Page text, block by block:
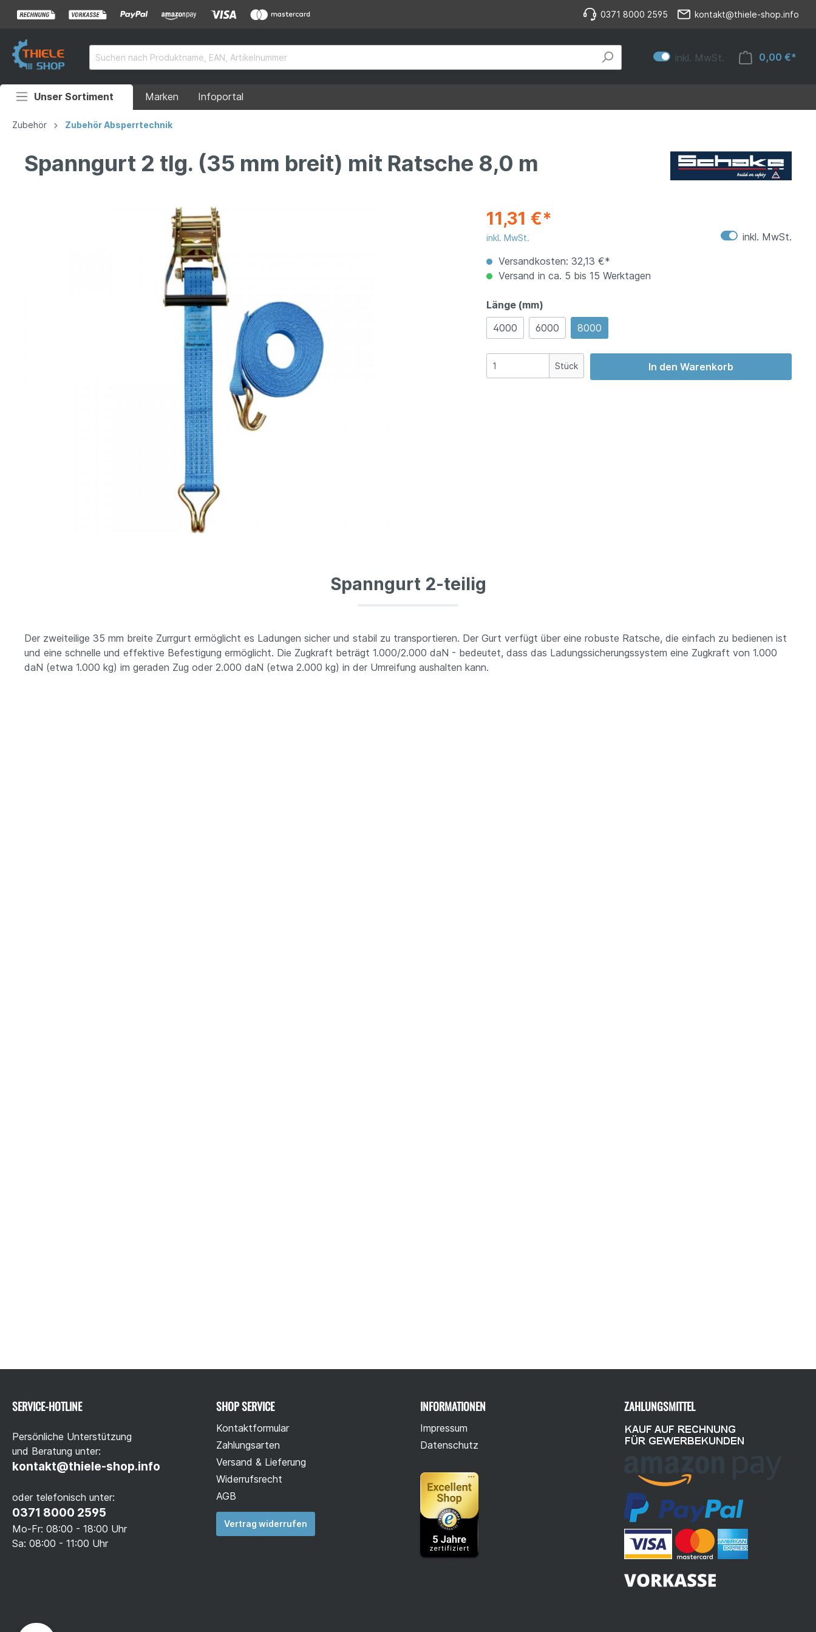
0371 8000 2595 kontakt@thiele-shop.info
inkl. MwSt. 0,00 €*
Unser Sortiment Marken Infoportal
Auffahrrampen
Rollstuhlrampen
Zubehör Zubehör Absperrtechnik
Spanngurt 2 tlg. (35 mm breit) mit Ratsche 8,0 m
11,31 €*
inkl. MwSt.
inkl. MwSt.
Versandkosten: 32,13 €*
Versand in ca. 5 bis 15 Werktagen
Länge (mm)
4000
6000 8000
Stück In den Warenkorb
Spanngurt 2-teilig
Der zweiteilige 35 mm breite Zurrgurt ermöglicht es Ladungen sicher und stabil zu transportieren. Der Gurt verfügt über eine robuste Ratsche, die einfach zu bedienen ist
und eine schnelle und effektive Befestigung ermöglicht. Die Zugkraft beträgt 1.000/2.000 daN - bedeutet, dass das Ladungssicherungssystem eine Zugkraft von 1.000
daN (etwa 1.000 kg) im geraden Zug oder 2.000 daN (etwa 2.000 kg) in der Umreifung aushalten kann.
SERVICE-HOTLINE
Persönliche Unterstützung
und Beratung unter:
kontakt@thiele-shop.info
oder telefonisch unter:
0371 8000 2595
Mo-Fr: 08:00 - 18:00 Uhr
Sa: 08:00 - 11:00 Uhr
SHOP SERVICE
Kontaktformular
Zahlungsarten
Versand & Lieferung
Widerrufsrecht
AGB
Vertrag widerrufen
INFORMATIONEN
Impressum
Datenschutz
ZAHLUNGSMITTEL